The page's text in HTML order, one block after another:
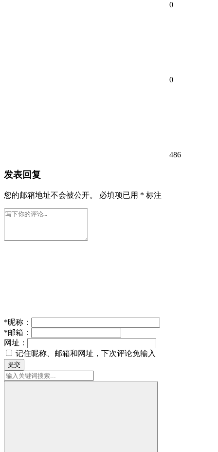
0
0
486
发表回复
您的邮箱地址不会被公开。 必填项已用 * 标注
*昵称：
*邮箱：
网址：
记住昵称、邮箱和网址，下次评论免输入
提交